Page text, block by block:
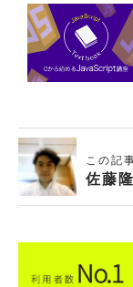
この記
佐藤